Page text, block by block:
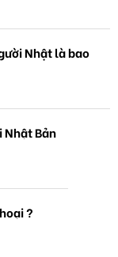
Nhật là bao
Nhật Bản
?